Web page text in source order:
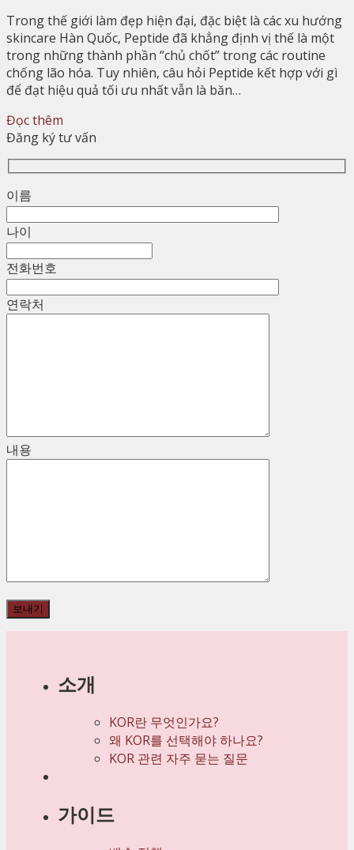
Trong thế giới làm đẹp hiện đại, đặc biệt là các xu hướng
skincare Hàn Quốc, Peptide đã khẳng định vị thế là một
trong những thành phần “chủ chốt” trong các routine
chống lão hóa. Tuy nhiên, câu hỏi Peptide kết hợp với gì
để đạt hiệu quả tối ưu nhất vẫn là băn…
Đọc thêm
Đăng ký tư vấn
이름
나이
전화번호
연락처
내용
소개
KOR란 무엇인가요?
왜 KOR를 선택해야 하나요?
KOR 관련 자주 묻는 질문
가이드